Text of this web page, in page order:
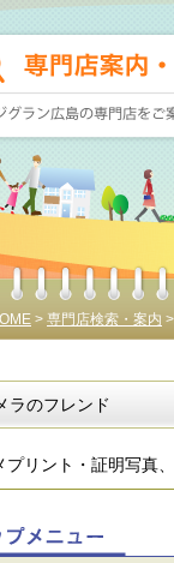
> 専門店検索・案内
ラのフレンド
プリント・証明写真